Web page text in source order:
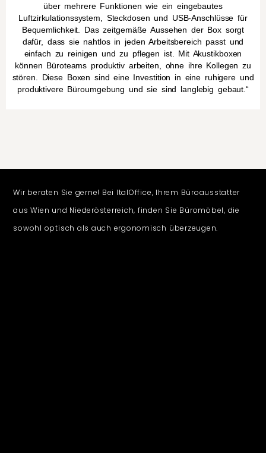
über mehrere Funktionen wie ein eingebautes
Luftzirkulationssystem, Steckdosen und USB-Anschlüsse für
Bequemlichkeit. Das zeitgemäße Aussehen der Box sorgt
dafür, dass sie nahtlos in jeden Arbeitsbereich passt und
einfach zu reinigen und zu pflegen ist. Mit Akustikboxen
können Büroteams produktiv arbeiten, ohne ihre Kollegen zu
stören. Diese Boxen sind eine Investition in eine ruhigere und
produktivere Büroumgebung und sie sind langlebig gebaut.“
Wir beraten Sie gerne! Bei ItalOffice, Ihrem Büroausstatter
aus Wien und Niederösterreich, finden Sie Büromöbel, die
sowohl optisch als auch ergonomisch überzeugen.